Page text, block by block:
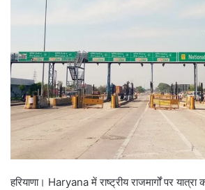
हरियाणा। Haryana में राष्ट्रीय राजमार्गों पर